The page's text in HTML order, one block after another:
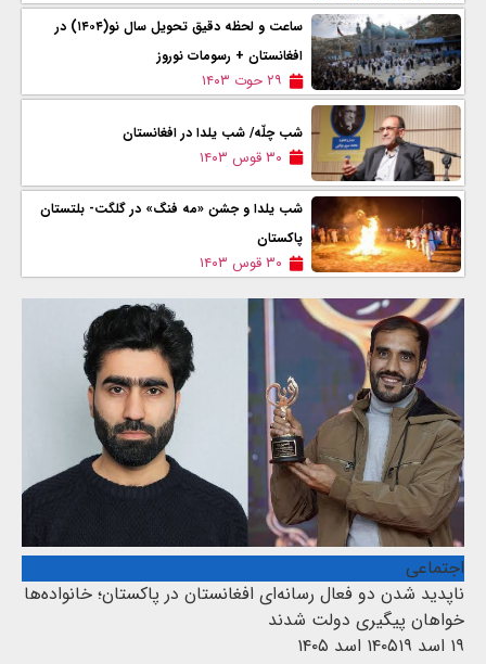
ساعت و لحظه دقیق تحویل سال نو(۱۴۰۴) در
افغانستان + رسومات نوروز
۲۹ حوت ۱۴۰۳
شب چلّه/ شب یلدا در افغانستان
۳۰ قوس ۱۴۰۳
شب یلدا و جشن «مه فنگ» در گلگت- بلتستان
پاکستان
۳۰ قوس ۱۴۰۳
اجتماعی
ناپدید شدن دو فعال رسانه‌ای افغانستان در پاکستان؛ خانواده‌ها
خواهان پیگیری دولت شدند
۱۹ اسد ۱۴۰۵
۱۹ اسد ۱۴۰۵